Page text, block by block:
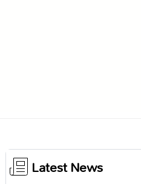
Latest News